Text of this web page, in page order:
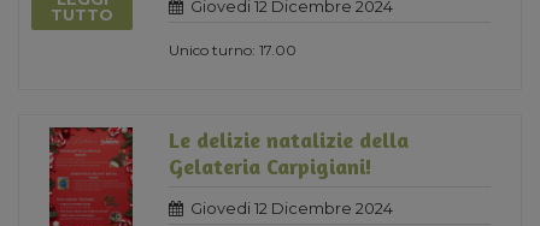
TUTTO
Giovedi 12 Dicembre 2024
Unico turno: 17.00
Le delizie natalizie della
Gelateria Carpigiani!
Giovedi 12 Dicembre 2024